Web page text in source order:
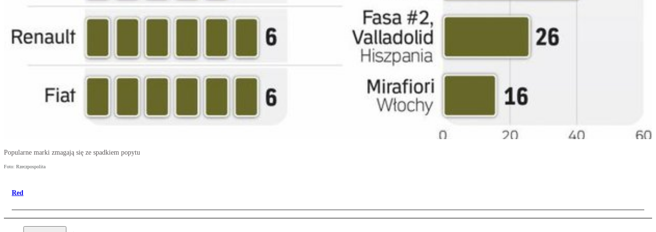
Popularne marki zmagają się ze spadkiem popytu
Foto: Rzeczpospolita
Red